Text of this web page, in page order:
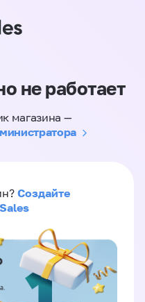
не работает
магазина —
Создайте